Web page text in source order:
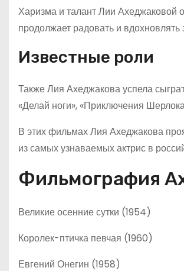
Харизма и талант Лии Ахеджаковой
продолжает радовать и
Известные роли
Также Лия Ахеджакова успела
«Делай ноги», «Приключения
В этих фильмах Лия Ахеджакова
из самых узнаваемых актрис в
Фильмография
Великие осенние сутки (1954)
Королек-птичка певчая (1960)
Евгений Онегин (1958)